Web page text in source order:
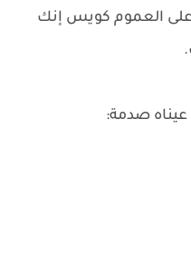
على العموم كويس إنك
صدمة: